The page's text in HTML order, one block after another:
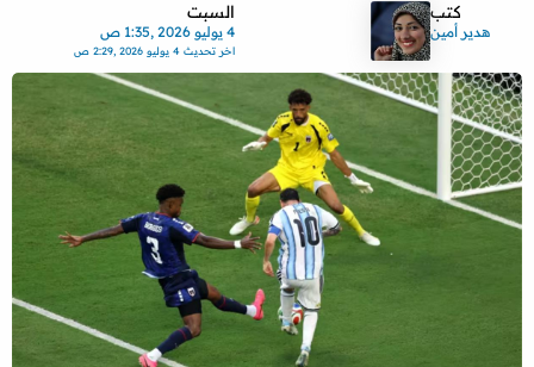
كتب
هدير أمين
السبت
4 يوليو 2026 ,1:35 ص
اخر تحديث4 يوليو 2026 ,2:29 ص